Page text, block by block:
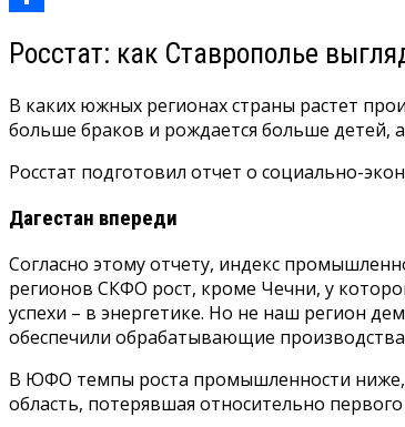
Росстат: как Ставрополье
В каких южных регионах страны растет
больше браков и рождается больше детей,
Росстат подготовил отчет о социально-
Дагестан впереди
Согласно этому отчету, индекс
регионов СКФО рост, кроме Чечни, у
успехи – в энергетике. Но не наш регион
обеспечили обрабатывающие
В ЮФО темпы роста промышленности ниже,
область, потерявшая относительно первого